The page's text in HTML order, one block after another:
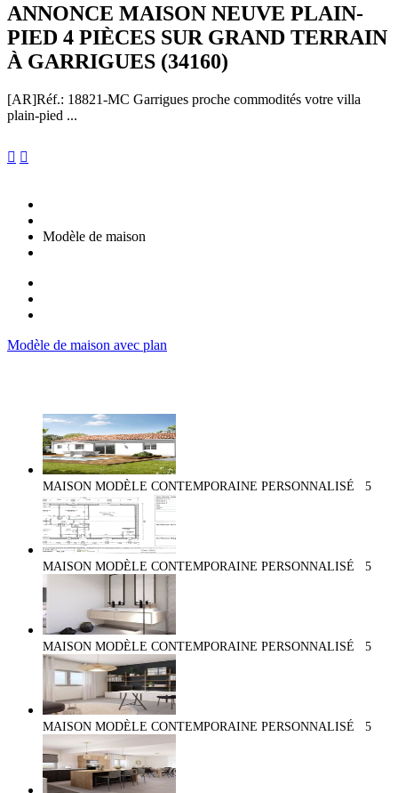
ANNONCE MAISON NEUVE PLAIN-
PIED 4 PIÈCES SUR GRAND TERRAIN
À GARRIGUES (34160)
[AR]Réf.: 18821-MC Garrigues proche commodités votre villa
plain-pied ...
 
Modèle de maison
Modèle de maison avec plan
MAISON MODÈLE CONTEMPORAINE PERSONNALISÉ 5
MAISON MODÈLE CONTEMPORAINE PERSONNALISÉ 5
MAISON MODÈLE CONTEMPORAINE PERSONNALISÉ 5
MAISON MODÈLE CONTEMPORAINE PERSONNALISÉ 5